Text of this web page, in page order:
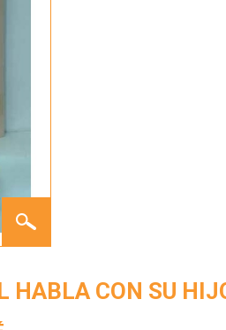
CALDWELL
HIJO
HABLA CON SU